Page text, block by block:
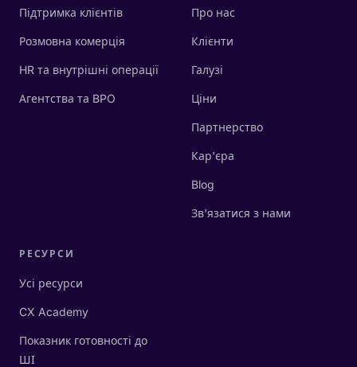
Підтримка клієнтів
Розмовна комерція
HR та внутрішні операції
Агентства та BPO
Про нас
Клієнти
Галузі
Ціни
Партнерство
Кар'єра
Blog
Зв'язатися з нами
РЕСУРСИ
Усі ресурси
CX Academy
Показник готовності до
ШІ